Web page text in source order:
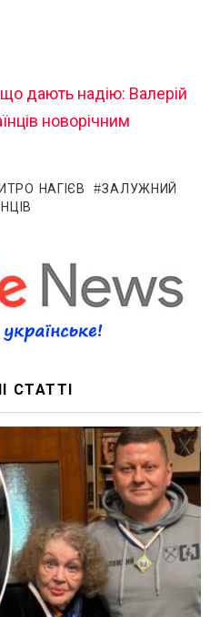
дають надію: Валерій
новорічним
НАГІЄВ
ЗАЛУЖНИЙ
СТАТТІ